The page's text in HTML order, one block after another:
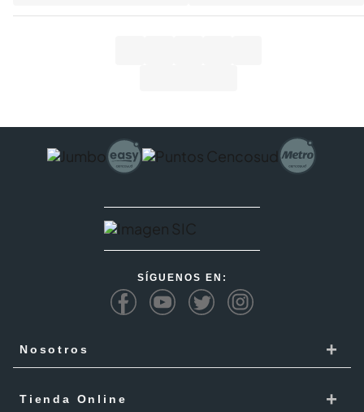
SÍGUENOS EN:
Nosotros +
Tienda Online +